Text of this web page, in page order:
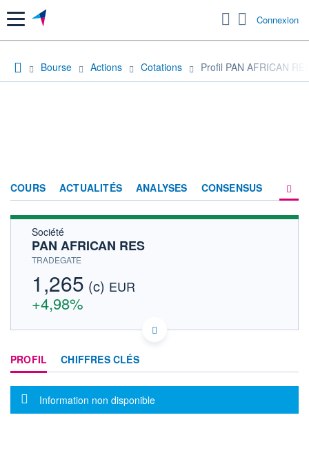
Menu Connexion
Bourse Actions Cotations Profil PAN AFRICAN
COURS ACTUALITÉS ANALYSES CONSENSUS
Société
PAN AFRICAN RES
TRADEGATE
1,265 (c) EUR
+4,98%
GB0004300496 RTZ
Politique d'exécution
Cotation sur les autres places
PROFIL CHIFFRES CLÉS
Message d'information
Information non disponible